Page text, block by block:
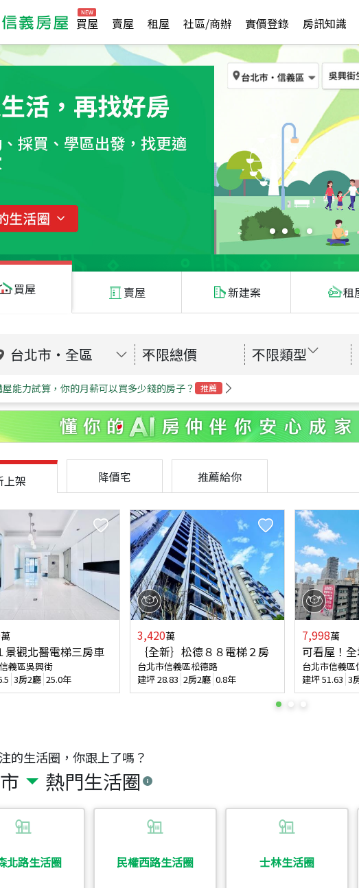
買屋 賣屋 租屋 社區/商辦 實價登錄 房訊知識
買屋 賣屋 新建案 租
台北市 ・ 全區 不限總價 不限類型
能力試算，你的月薪可以買多少錢的房子？ 推薦
的生活圈，你跟上了嗎？
熱門生活圈
北路生活圈 民權西路生活圈 士林生活圈
上架 降價宅 推薦給你
萬
景觀北醫電梯三房車
義區吳興街
3房2廳 25.0年
3,420萬
｛全新｝松德８８電梯２房
台北市信義區松德路
建坪28.83 2房2廳 0.8年
7,998萬
可看屋！
台北市信義區
建坪51.63 3